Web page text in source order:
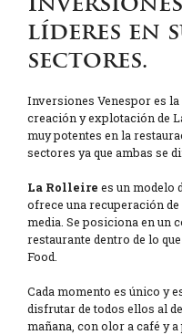
líderes en
sectores.
Inversiones Venespor es
creación y explotación de
muy potentes en la
sectores ya que ambas se
La Rolleire es un modelo
ofrece una recuperación
media. Se posiciona en un
restaurante dentro de lo
Food.
Cada momento es único y
disfrutar de todos ellos al
mañana, con olor a café y